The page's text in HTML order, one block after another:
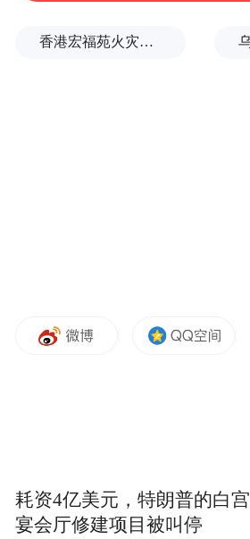
香港宏福苑火灾跨部门调查最终报告：大火或由烟头引起
耗资4亿美元，特朗普的白宫
宴会厅修建项目被叫停